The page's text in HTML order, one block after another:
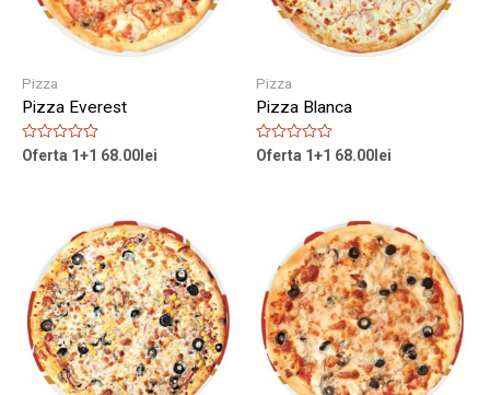
Pizza
Pizza Everest
Rated
Oferta 1+1 68.00 lei
Pizza
Pizza Blanca
Rated
Oferta 1+1 68.00 lei